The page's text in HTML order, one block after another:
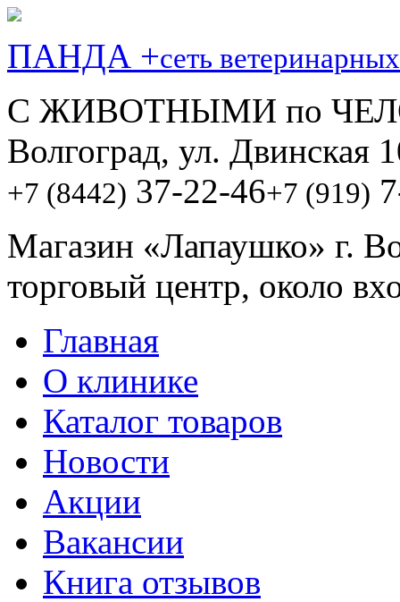
ПАНДА +сеть
С ЖИВОТНЫМИ по
Волгоград, ул. Двинская
+7 (8442) 37-22-46+7 (919)
Магазин «Лапаушко» г.
торговый центр, около
Главная
О клинике
Каталог товаров
Новости
Акции
Вакансии
Книга отзывов